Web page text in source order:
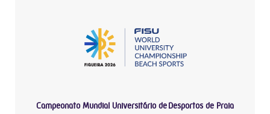
Campeonato Mundial Universitário de Desportos de Praia